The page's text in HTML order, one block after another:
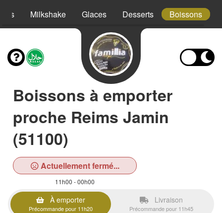
Milkshake Glaces Desserts Boissons
Boissons à emporter
proche Reims Jamin
(51100)
Actuellement fermé...
11h00 - 00h00
À emporter
Précommande pour 11h20
Livraison
Précommande pour 11h45